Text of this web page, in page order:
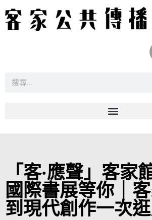
「客‧應聲」客家
國際書展等你｜
到現代創作一次